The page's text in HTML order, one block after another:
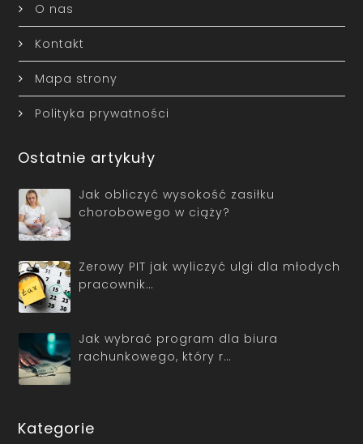
O nas
Kontakt
Mapa strony
Polityka prywatności
Ostatnie artykuły
Jak obliczyć wysokość zasiłku
chorobowego w ciąży?
Zerowy PIT jak wyliczyć ulgi dla młodych
pracownik…
Jak wybrać program dla biura
rachunkowego, który r…
Kategorie